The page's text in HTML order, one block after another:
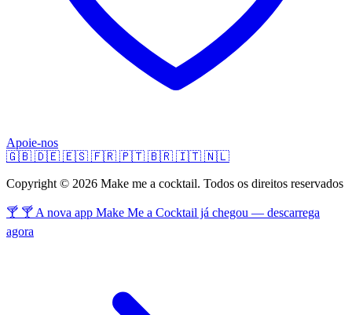
Apoie-nos
🇬🇧 🇩🇪 🇪🇸 🇫🇷 🇵🇹 🇧🇷 🇮🇹 🇳🇱
Copyright © 2026 Make me a cocktail. Todos os direitos reservados
🍸 🍸 A nova app Make Me a Cocktail já chegou — descarrega
agora